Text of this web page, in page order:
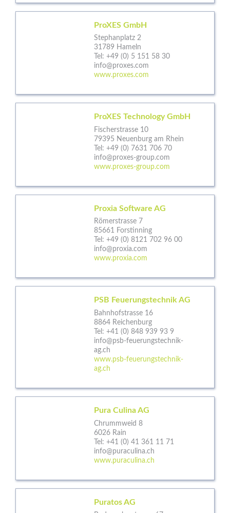
ProXES GmbH
Stephanplatz 2
31789 Hameln
Tel: +49 (0) 5 151 58 30
info@proxes.com
www.proxes.com
ProXES Technology GmbH
Fischerstrasse 10
79395 Neuenburg am Rhein
Tel: +49 (0) 7631 706 70
info@proxes-group.com
www.proxes-group.com
Proxia Software AG
Römerstrasse 7
85661 Forstinning
Tel: +49 (0) 8121 702 96 00
info@proxia.com
www.proxia.com
PSB Feuerungstechnik AG
Bahnhofstrasse 16
8864 Reichenburg
Tel: +41 (0) 848 939 93 9
info@psb-feuerungstechnik-
ag.ch
www.psb-feuerungstechnik-
ag.ch
Pura Culina AG
Chrummweid 8
6026 Rain
Tel: +41 (0) 41 361 11 71
info@puraculina.ch
www.puraculina.ch
Puratos AG